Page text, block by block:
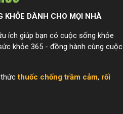
KHỎE DÀNH CHO MỌI NHÀ
ích giúp bạn có cuộc sống khỏe
khỏe 365 - đồng hành cùng cuộc
thứcthuốc chống trầm cảm, rối